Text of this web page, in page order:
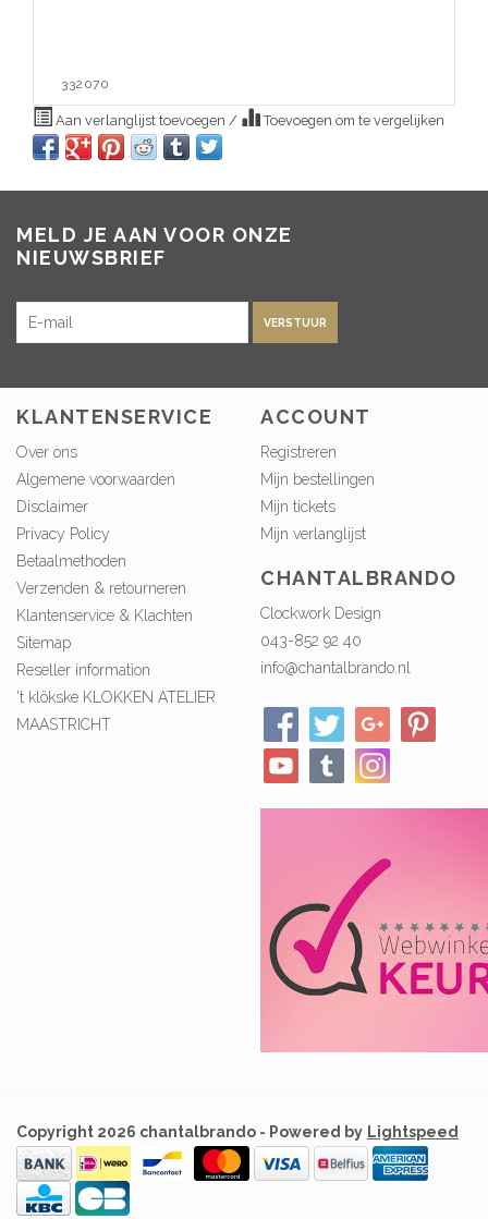
332070
Aan verlanglijst toevoegen / Toevoegen om te vergelijken
MELD JE AAN VOOR ONZE
NIEUWSBRIEF
VERSTUUR
KLANTENSERVICE
Over ons
Algemene voorwaarden
Disclaimer
Privacy Policy
Betaalmethoden
Verzenden & retourneren
Klantenservice & Klachten
Sitemap
Reseller information
't klökske KLOKKEN ATELIER
MAASTRICHT
ACCOUNT
Registreren
Mijn bestellingen
Mijn tickets
Mijn verlanglijst
CHANTALBRANDO
Clockwork Design
043-852 92 40
info@chantalbrando.nl
Copyright 2026 chantalbrando - Powered by Lightspeed